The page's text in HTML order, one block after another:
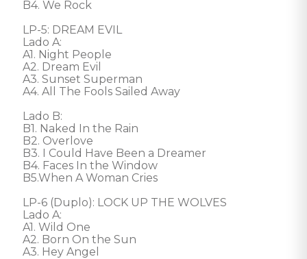
B4. We Rock
LP-5: DREAM EVIL
Lado A:
A1. Night People
A2. Dream Evil
A3. Sunset Superman
A4. All The Fools Sailed Away
Lado B:
B1. Naked In the Rain
B2. Overlove
B3. I Could Have Been a Dreamer
B4. Faces In the Window
B5.When A Woman Cries
LP-6 (Duplo): LOCK UP THE WOLVES
Lado A:
A1. Wild One
A2. Born On the Sun
A3. Hey Angel